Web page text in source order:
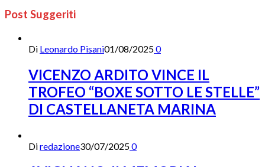
Post Suggeriti
Di Leonardo Pisani01/08/20250
VICENZO ARDITO VINCE IL
TROFEO “BOXE SOTTO LE STELLE”
DI CASTELLANETA MARINA
Diredazione30/07/20250